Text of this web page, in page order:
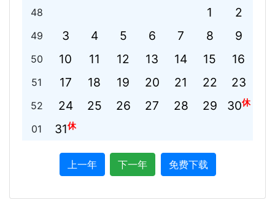
48
1 2
49 3 4 5 6 7 8 9
50 10 11 12 13 14 15 16
51 17 18 19 20 21 22 23
52 24 25 26 27 28 29 30休
01 31休
上一年 下一年 免费下载